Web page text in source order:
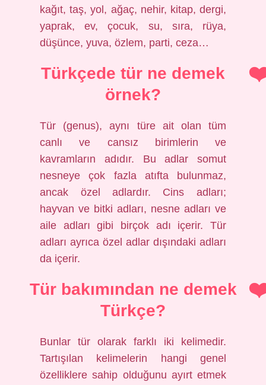
kağıt, taş, yol, ağaç, nehir, kitap, dergi,
yaprak, ev, çocuk, su, sıra, rüya,
düşünce, yuva, özlem, parti, ceza…
Türkçede tür ne demek
örnek?
Tür (genus), aynı türe ait olan tüm
canlı ve cansız birimlerin ve
kavramların adıdır. Bu adlar somut
nesneye çok fazla atıfta bulunmaz,
ancak özel adlardır. Cins adları;
hayvan ve bitki adları, nesne adları ve
aile adları gibi birçok adı içerir. Tür
adları ayrıca özel adlar dışındaki adları
da içerir.
Tür bakımından ne demek
Türkçe?
Bunlar tür olarak farklı iki kelimedir.
Tartışılan kelimelerin hangi genel
özelliklere sahip olduğunu ayırt etmek